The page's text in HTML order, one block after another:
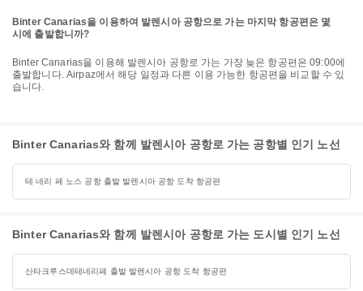
Binter Canarias을 이용하여 발렌시아 공항으로 가는 마지막 항공편은 몇
시에 출발합니까?
Binter Canarias을 이용해 발렌시아 공항로 가는 가장 늦은 항공편은 09:00에
출발합니다. Airpaz에서 해당 일정과 다른 이용 가능한 항공편을 비교할 수 있
습니다.
Binter Canarias와 함께 발렌시아 공항로 가는 공항별 인기 노선
테 네리 페 노스 공항 출발 발렌시아 공항 도착 항공편
Binter Canarias와 함께 발렌시아 공항로 가는 도시별 인기 노선
산타크루스데테네리페 출발 발렌시아 공항 도착 항공편